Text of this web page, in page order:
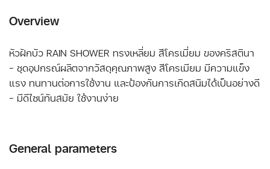
Overview
หัวฝักบัว RAIN SHOWER ทรงเหลี่ยม สีโครเมี่ยม ของคริสตินา
- ชุดอุปกรณ์ผลิตจากวัสดุคุณภาพสูง สีโครเมียม มีความแข็ง
แรง ทนทานต่อการใช้งาน และป้องกันการเกิดสนิมได้เป็นอย่างดี
- มีดีไซน์ทันสมัย ใช้งานง่าย
General parameters